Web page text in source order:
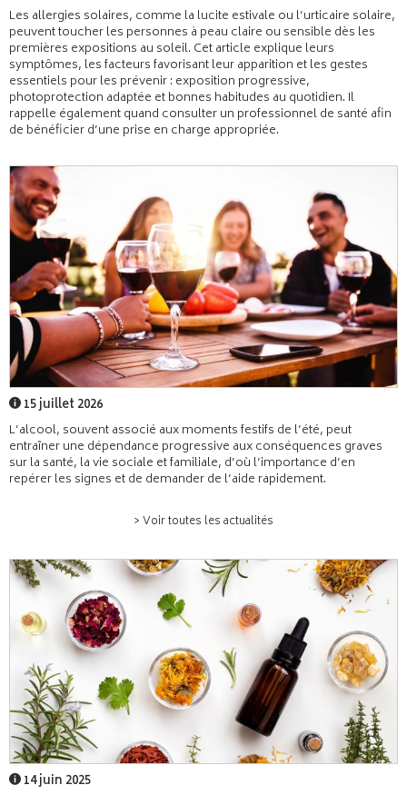
Les allergies solaires, comme la lucite estivale ou l’urticaire solaire,
peuvent toucher les personnes à peau claire ou sensible dès les
premières expositions au soleil. Cet article explique leurs
symptômes, les facteurs favorisant leur apparition et les gestes
essentiels pour les prévenir : exposition progressive,
photoprotection adaptée et bonnes habitudes au quotidien. Il
rappelle également quand consulter un professionnel de santé afin
de bénéficier d’une prise en charge appropriée.
15 juillet 2026
L’alcool, souvent associé aux moments festifs de l’été, peut
entraîner une dépendance progressive aux conséquences graves
sur la santé, la vie sociale et familiale, d’où l’importance d’en
repérer les signes et de demander de l’aide rapidement.
> Voir toutes les actualités
14 juin 2025